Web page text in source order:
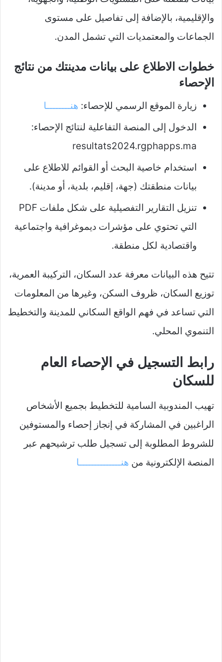
والإقليمية، بالإضافة إلى تفاصيل على مستوى
الجماعات والمعتمديات التي تشمل المدن.
خطوات الاطلاع على بيانات مدينتك من نتائج
الإحصاء
زيارة الموقع الرسمي للإحصاء: هنــــــــا
الدخول إلى المنصة التفاعلية لنتائج الإحصاء:
resultats2024.rgphapps.ma
استخدام خاصية البحث أو القوائم للاطلاع على
بيانات منطقتك (جهة، إقليم، بلدية، أو مدينة).
تنزيل التقارير التفصيلية على شكل ملفات PDF
التي تحتوي على مؤشرات ديموغرافية واجتماعية
واقتصادية لكل منطقة.
تتيح هذه البيانات معرفة عدد السكان، التركيبة العمرية،
توزيع السكان، ظروف السكن، وغيرها من المعلومات
التي تساعد في فهم الواقع السكاني للمدينة والتخطيط
التنموي المحلي.
رابط التسجيل في الإحصاء العام
للسكان
تهيب المندوبية السامية للتخطيط بجميع الأشخاص
الراغبين في المشاركة في إنجاز إحصاء والمستوفين
للشروط المطلوبة إلى تسجيل طلب ترشيحهم عبر
المنصة الإلكترونية من هنــــــــــــــا